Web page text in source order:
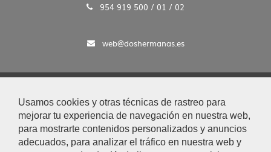
Usamos cookies y otras técnicas de rastreo para
mejorar tu experiencia de navegación en nuestra web,
para mostrarte contenidos personalizados y anuncios
adecuados, para analizar el tráfico en nuestra web y
954 919 500 / 01 / 02
web@doshermanas.es
Aviso Legal y Protección de Datos
|
Mapa Web
|